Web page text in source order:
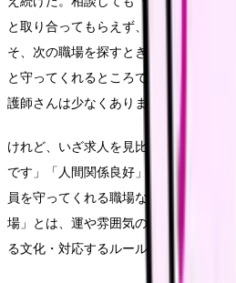
と取り合ってもらえず、心がすり減っ
そ、次の職場を探すときは「もう同じ
と守ってくれるところで働きたい」
護師さんは少なくありません。
けれど、いざ求人を見比べると、どの
です」「人間関係良好」と書いていま
員を守ってくれる職場なのかは分かり
場」とは、運や雰囲気の問題ではなく
る文化・対応するルールが整っている